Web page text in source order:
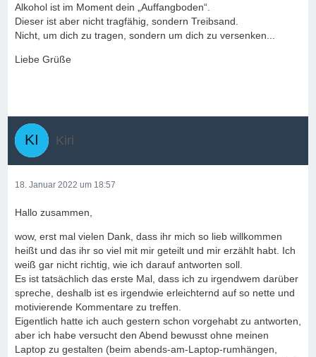
Alkohol ist im Moment dein „Auffangboden“.
Dieser ist aber nicht tragfähig, sondern Treibsand.
Nicht, um dich zu tragen, sondern um dich zu versenken...
Liebe Grüße
Kiri
18. Januar 2022 um 18:57
Hallo zusammen,
wow, erst mal vielen Dank, dass ihr mich so lieb willkommen
heißt und das ihr so viel mit mir geteilt und mir erzählt habt. Ich
weiß gar nicht richtig, wie ich darauf antworten soll.
Es ist tatsächlich das erste Mal, dass ich zu irgendwem darüber
spreche, deshalb ist es irgendwie erleichternd auf so nette und
motivierende Kommentare zu treffen.
Eigentlich hatte ich auch gestern schon vorgehabt zu antworten,
aber ich habe versucht den Abend bewusst ohne meinen
Laptop zu gestalten (beim abends-am-Laptop-rumhängen,